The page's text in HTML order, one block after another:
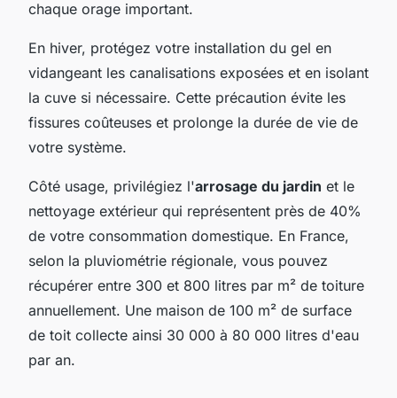
chaque orage important.
En hiver, protégez votre installation du gel en
vidangeant les canalisations exposées et en isolant
la cuve si nécessaire. Cette précaution évite les
fissures coûteuses et prolonge la durée de vie de
votre système.
Côté usage, privilégiez l'arrosage du jardin et le
nettoyage extérieur qui représentent près de 40%
de votre consommation domestique. En France,
selon la pluviométrie régionale, vous pouvez
récupérer entre 300 et 800 litres par m² de toiture
annuellement. Une maison de 100 m² de surface
de toit collecte ainsi 30 000 à 80 000 litres d'eau
par an.